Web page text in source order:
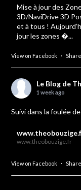
Mise à jour des
3D/NaviDrive 3D
et à tous !
jour les zones �...
View on Facebook · Share
Le Blog de
1 week ago
Suivi dans la foulée
www.theobouzige.fr
View on Facebook · Share